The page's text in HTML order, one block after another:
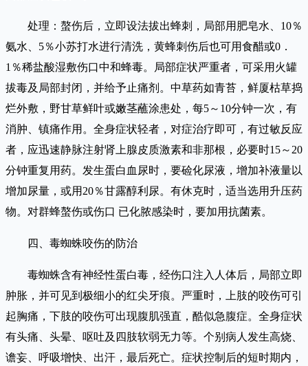
处理：螯伤后，立即设法拔出蜂刺，局部用肥皂水、10％
氨水、5％小苏打水进行清洗，黄蜂刺伤后也可用食醋或0．
1％稀盐酸湿敷伤口中和蜂毒。局部症状严重者，可采用火罐
拔毒及局部封闭，并给予止痛剂。中草药如青苔，鲜厦枯草捣
烂外敷，野甘草鲜叶或嫩茎蘸涂患处，每5～10分钟一次，有
消肿、镇痛作用。全身症状轻者，对症治疗即可，有过敏反应
者，应迅速静脉注射肾上腺皮质激素和非那根，必要时15～20
分钟重复用药。发生蛋白血尿时，要硷化尿液，增加补液量以
增加尿量，或用20％甘露醇利尿。有休克时，适当选用升压药
物。对群蜂螯伤或伤口 已化脓感染时，要加用抗菌素。
四、毒蜘蛛咬伤的防治
毒蜘蛛含有神经性蛋白毒，经伤口注入人体后，局部立即
肿胀，并可见到极细小的红尖牙痕。严重时，上肢的咬伤可引
起胸痛，下肢的咬伤可出现腹肌强直，酷似急腹症。全身症状
有头痛、头晕、呕吐及四肢软弱无力等。个别病人发生高烧、
谵妄、呼吸增快、出汗，最后死亡。症状控制后的短时期内，